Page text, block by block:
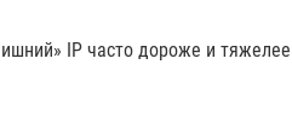
IP часто дороже и